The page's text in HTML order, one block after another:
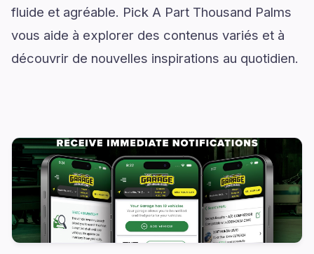
fluide et agréable. Pick A Part Thousand Palms
vous aide à explorer des contenus variés et à
découvrir de nouvelles inspirations au quotidien.